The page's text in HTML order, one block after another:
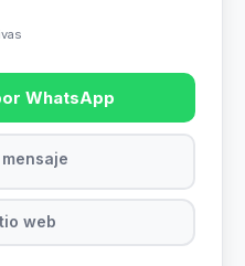
WhatsApp
web